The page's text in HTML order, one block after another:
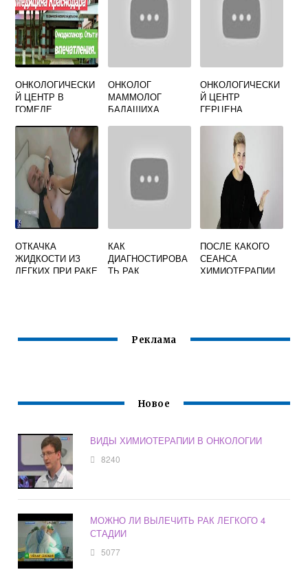
ОНКОЛОГИЧЕСКИ
Й ЦЕНТР В
ГОМЕЛЕ
ОНКОЛОГ
МАММОЛОГ
БАЛАШИХА
ОНКОЛОГИЧЕСКИ
Й ЦЕНТР
ГЕРЦЕНА
ОТКАЧКА
ЖИДКОСТИ ИЗ
ЛЕГКИХ ПРИ РАКЕ
КАК
ДИАГНОСТИРОВА
ТЬ РАК
ПОСЛЕ КАКОГО
СЕАНСА
ХИМИОТЕРАПИИ
Реклама
Новое
ВИДЫ ХИМИОТЕРАПИИ В ОНКОЛОГИИ
8240
МОЖНО ЛИ ВЫЛЕЧИТЬ РАК ЛЕГКОГО 4
СТАДИИ
5077